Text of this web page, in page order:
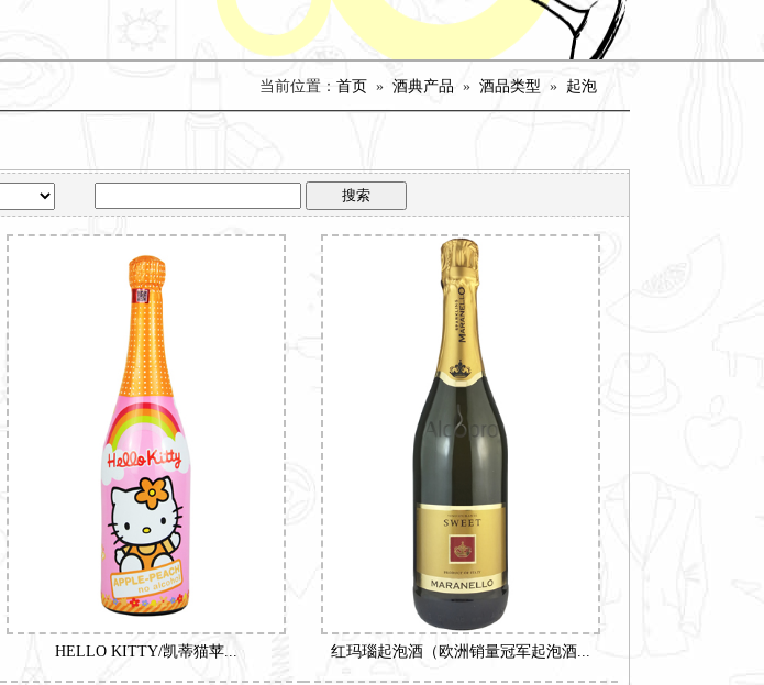
当前位置： 首页 » 酒典产品 » 酒品类型 » 起泡
HELLO KITTY/凯蒂猫苹... 红玛瑙起泡酒（欧洲销量冠军起泡酒...